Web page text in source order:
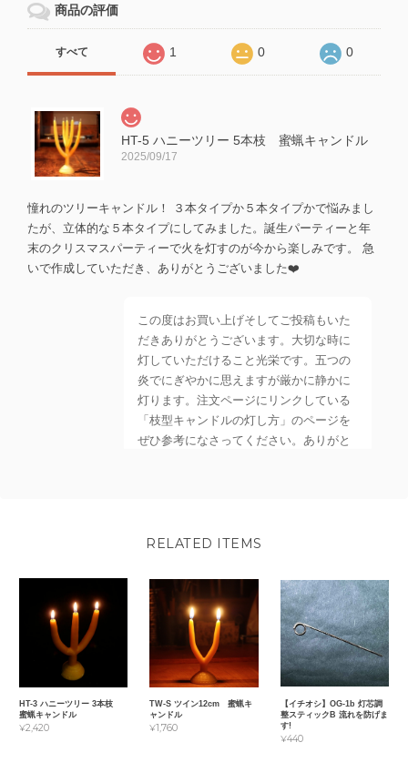
商品の評価
すべて 1 0 0
HT-5 ハニーツリー 5本枝 蜜蝋キャンドル
2025/09/17
憧れのツリーキャンドル！ ３本タイプか５本タイプかで悩みまし
たが、立体的な５本タイプにしてみました。誕生パーティーと年
末のクリスマスパーティーで火を灯すのが今から楽しみです。 急
いで作成していただき、ありがとうございました❤️
この度はお買い上げそしてご投稿もいた
だきありがとうございます。大切な時に
灯していただけること光栄です。五つの
炎でにぎやかに思えますが厳かに静かに
灯ります。注文ページにリンクしている
「枝型キャンドルの灯し方」のページを
ぜひ参考になさってください。ありがと
RELATED ITEMS
HT-3 ハニーツリー 3本枝
蜜蝋キャンドル
¥2,420
TW-S ツイン12cm 蜜蝋キ
ャンドル
¥1,760
【イチオシ】OG-1b 灯芯調
整スティックB 流れを防げま
す!
¥440